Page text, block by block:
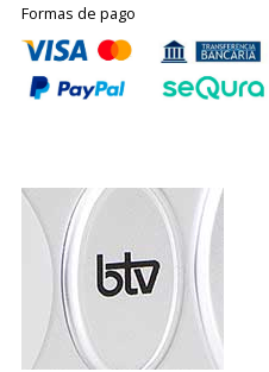
Formas de pago